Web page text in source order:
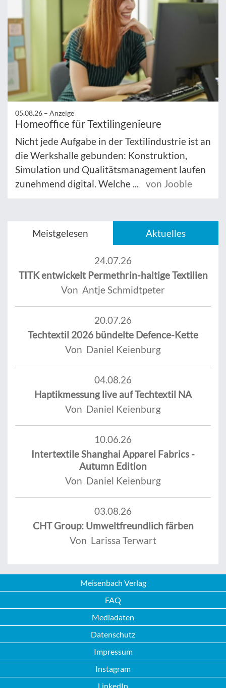
05.08.26 – Anzeige
Homeoffice für Textilingenieure
Nicht jede Aufgabe in der Textilindustrie ist an
die Werkshalle gebunden: Konstruktion,
Simulation und Qualitätsmanagement laufen
zunehmend digital. Welche ...
von Jooble
Meistgelesen Aktuelles
24.07.26
TITK entwickelt Permethrin-haltige Textilien
Von Antje Schmidtpeter
20.07.26
Techtextil 2026 bündelte Defence-Kette
Von Daniel Keienburg
04.08.26
Haptikmessung live auf Techtextil NA
Von Daniel Keienburg
10.06.26
Intertextile Shanghai Apparel Fabrics -
Autumn Edition
Von Daniel Keienburg
03.08.26
CHT Group: Umweltfreundlich färben
Von Larissa Terwart
Meisenbach Verlag
FAQ
Mediadaten
Datenschutz
Impressum
Instagram
LinkedIn